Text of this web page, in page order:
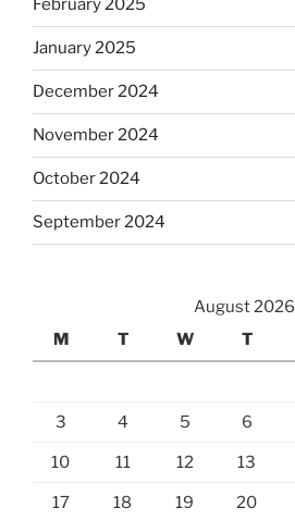
February 2025
January 2025
December 2024
November 2024
October 2024
September 2024
August 2026
M
T W T
3 4 5 6
10 11 12 13
17 18 19 20